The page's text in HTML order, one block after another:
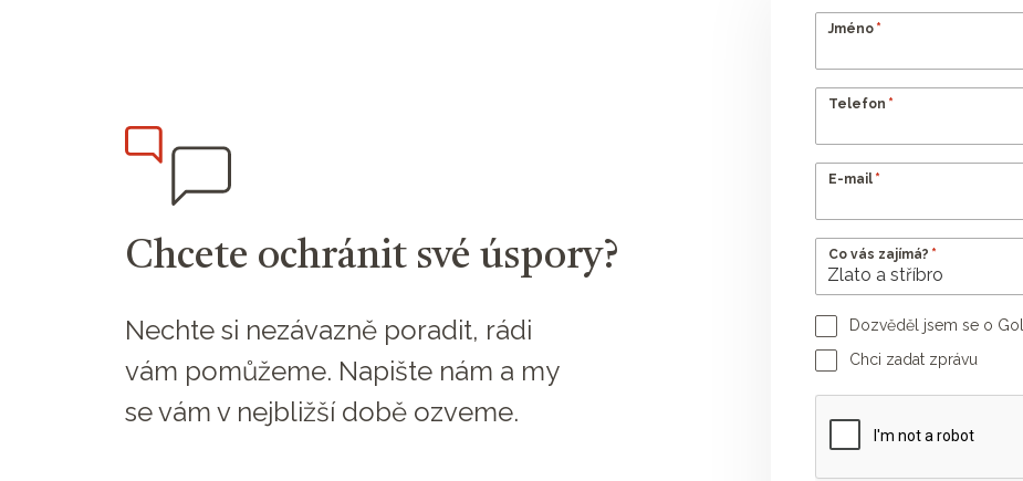
Chcete ochránit své úspory?
Nechte si nezávazně poradit, rádi
vám pomůžeme. Napište nám a my
se vám v nejbližší době ozveme.
Jméno *
Telefon *
E-mail *
Co vás zajímá? *
Dozvěděl jsem se o
Jméno poradce
Chci zadat zprávu
Vaše zpráva